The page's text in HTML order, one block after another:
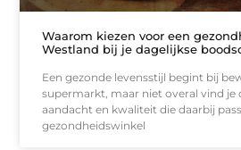
Waarom kiezen voor een
Westland bij je dagelijkse
Een gezonde levensstijl begint bij
supermarkt, maar niet overal vind je
aandacht en kwaliteit die daarbij
gezondheidswinkel